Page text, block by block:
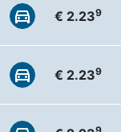
€ 2.239
€ 2.239